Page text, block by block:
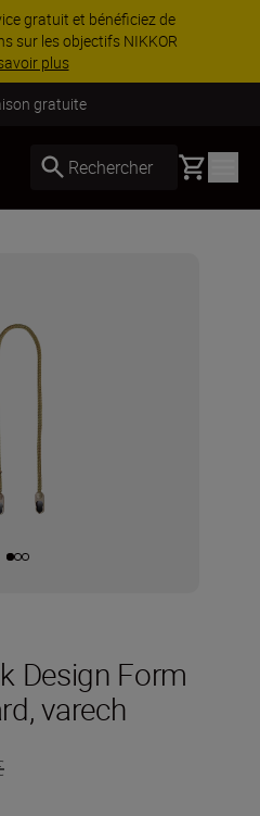
PROMOTION
davantage et
gratuite
Rechercher Basket
Design Form
varech